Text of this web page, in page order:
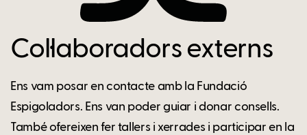
Col·laboradors externs
Ens vam posar en contacte amb la Fundació
Espigoladors. Ens van poder guiar i donar consells.
També ofereixen fer tallers i xerrades i participar en la